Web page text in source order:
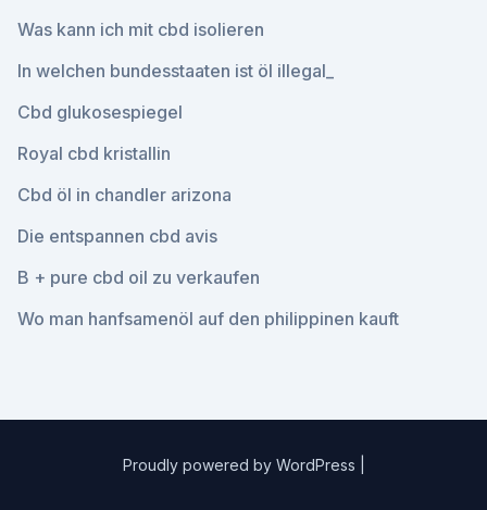
Was kann ich mit cbd isolieren
In welchen bundesstaaten ist öl illegal_
Cbd glukosespiegel
Royal cbd kristallin
Cbd öl in chandler arizona
Die entspannen cbd avis
B + pure cbd oil zu verkaufen
Wo man hanfsamenöl auf den philippinen kauft
Proudly powered by WordPress